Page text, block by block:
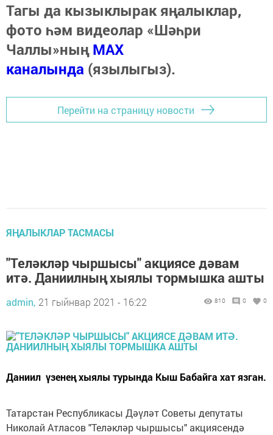
Тагы да кызыклырак яңалыклар,
фото һәм видеолар «Шәһри
Чаллы»ныңMAX
каналында (язылыгыз).
Перейти на страницу новости
ЯҢАЛЫКЛАР ТАСМАСЫ
"Теләкләр чыршысы" акциясе дәвам
итә. Даниилның хыялы тормышка ашты
admin, 21 гыйнвар 2021 - 16:22 810 0 0
Даниил үзенең хыялы турында Кыш Бабайга хат язган.
Татарстан Республикасы Дәүләт Советы депутаты
Николай Атласов "Теләкләр чыршысы" акциясендә